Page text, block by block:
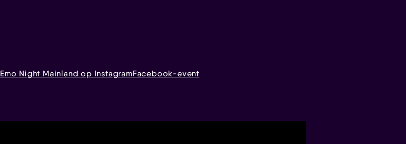
Emo Night Mainland op InstagramFacebook-event